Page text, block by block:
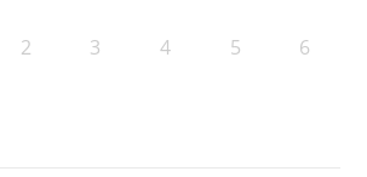
2 3 4 5 6